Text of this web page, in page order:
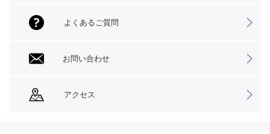
よくあるご質問
お問い合わせ
アクセス